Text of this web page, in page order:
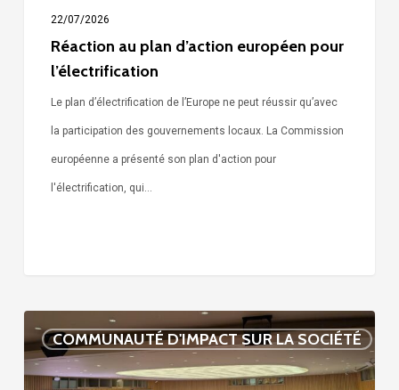
22/07/2026
Réaction au plan d’action européen pour
l’électrification
Le plan d’électrification de l’Europe ne peut réussir qu’avec
la participation des gouvernements locaux. La Commission
européenne a présenté son plan d'action pour
l'électrification, qui…
COMMUNAUTÉ D'IMPACT SUR LA SOCIÉTÉ
L’avenir
des
ODD